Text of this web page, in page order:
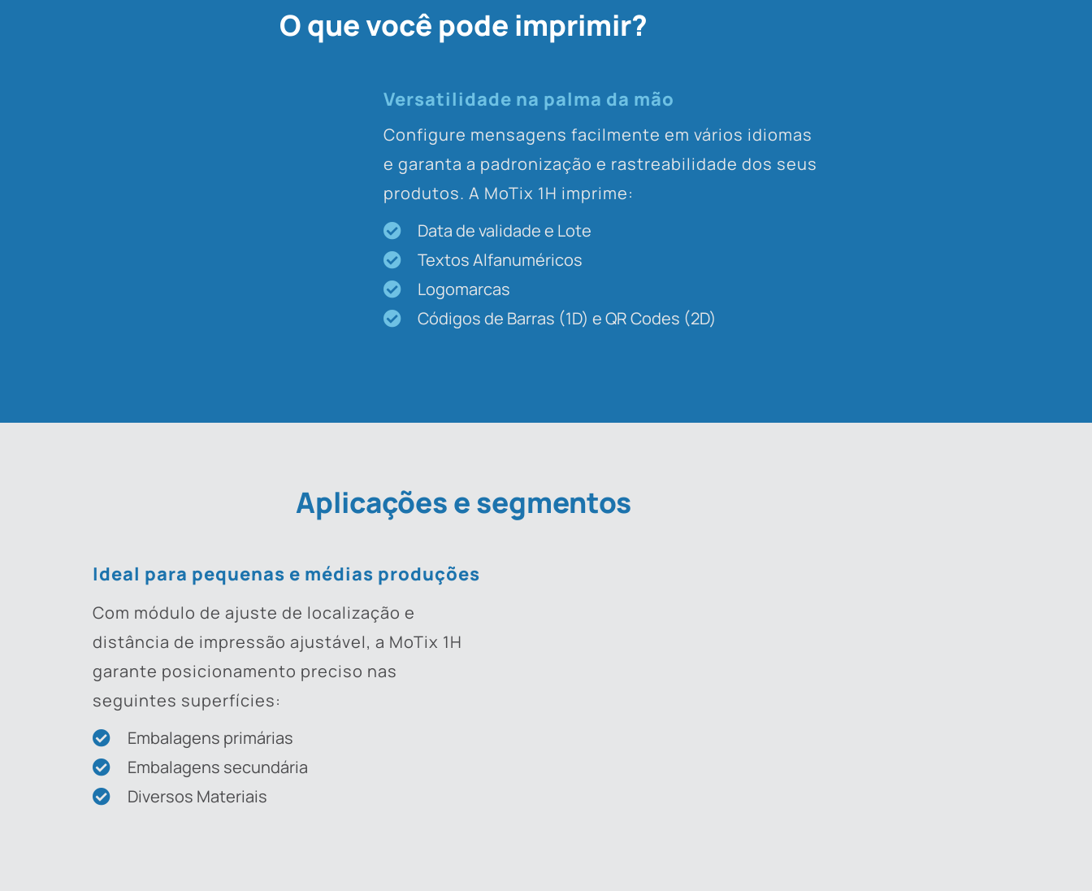
O que você pode imprimir?
Versatilidade na palma da mão
Configure mensagens facilmente em vários idiomas
e garanta a padronização e rastreabilidade dos seus
produtos. A MoTix 1H imprime:
Data de validade e Lote
Textos Alfanuméricos
Logomarcas
Códigos de Barras (1D) e QR Codes (2D)
Aplicações e segmentos
Ideal para pequenas e médias produções
Com módulo de ajuste de localização e
distância de impressão ajustável, a MoTix 1H
garante posicionamento preciso nas
seguintes superfícies:
Embalagens primárias
Embalagens secundária
Diversos Materiais